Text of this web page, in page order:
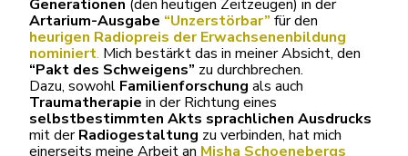
Generationen (den heutigen Zeitzeugen) in der
Artarium-Ausgabe “Unzerstörbar” für den
heurigen Radiopreis der Erwachsenenbildung
nominiert. Mich bestärkt das in meiner Absicht, den
“Pakt des Schweigens” zu durchbrechen.
Dazu, sowohl Familienforschung als auch
Traumatherapie in der Richtung eines
selbstbestimmten Akts sprachlichen Ausdrucks
mit derRadiogestaltung zu verbinden, hat mich
einerseits meine Arbeit an Misha Schoenebergs